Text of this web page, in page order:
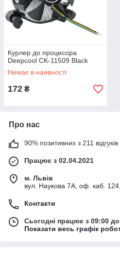
Курлер до процесора
Deepcool CK-11509 Black
Немає в наявності
172 ₴
Про нас
90% позитивних з 211 відгуків
Працює з 02.04.2021
м. Львів
вул. Наукова 7А, оф. каб. 124,
Контакти
Сьогодні працює з 09:00
Показати весь графік